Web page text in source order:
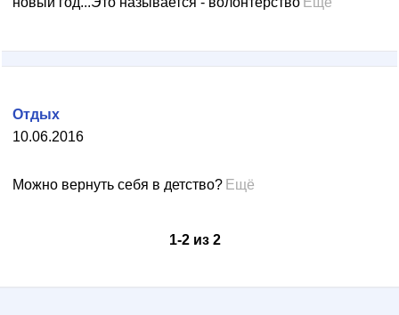
10.06.2016
Отдых
Можно вернуть себя в детство? Ещё
1-2 из 2